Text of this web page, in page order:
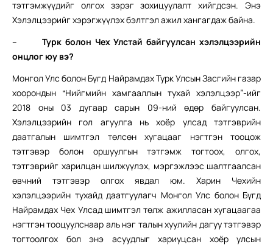
тэтгэмжүүдийг олгох зэрэг зохицуулалт хийгдсэн. Энэ
Хэлэлцээрийг хэрэгжүүлэх бэлтгэл ажил хангагдаж байна.
– Турк болон Чех Улстай байгуулсан хэлэлцээрийн
онцлог юу вэ?
Монгол Улс болон Бүгд Найрамдах Турк Улсын Засгийн газар
хоорондын “Нийгмийн хамгааллын тухай хэлэлцээр”-ийг
2018 оны 03 дугаар сарын 09-ний өдөр байгуулсан.
Хэлэлцээрийн гол агуулга нь хоёр улсад тэтгэврийн
даатгалын шимтгэл төлсөн хугацааг нэгтгэн тооцож
тэтгэвэр болон оршуулгын тэтгэмж тогтоох, олгох,
тэтгэврийг харилцан шилжүүлэх, мэргэжлээс шалтгаалсан
өвчний тэтгэвэр олгох явдал юм. Харин Чехийн
хэлэлцээрийн тухайд даатгуулагч Монгол Улс болон Бүгд
Найрамдах Чех Улсад шимтгэл төлж ажилласан хугацаагаа
нэгтгэн тооцуулснаар аль нэг талын хуулийн дагуу тэтгэвэр
тогтоолгох бол энэ асуудлыг хариуцсан хоёр улсын